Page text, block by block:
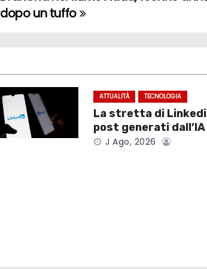
dopo un tuffo
ATTUALITÀ TECNOLOGIA
La stretta di
post generati dall’IA
J Ago, 2026